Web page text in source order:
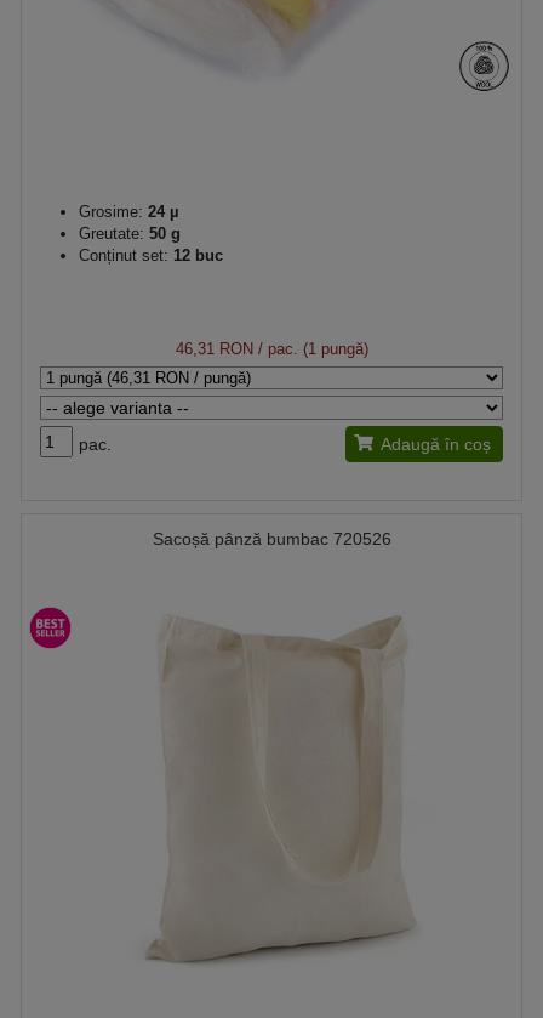
Grosime: 24 µ
Greutate: 50 g
Conținut set: 12 buc
46,31 RON/ pac. (1 pungă)
pac. Adaugă în coș
Sacoșă pânză bumbac 720526